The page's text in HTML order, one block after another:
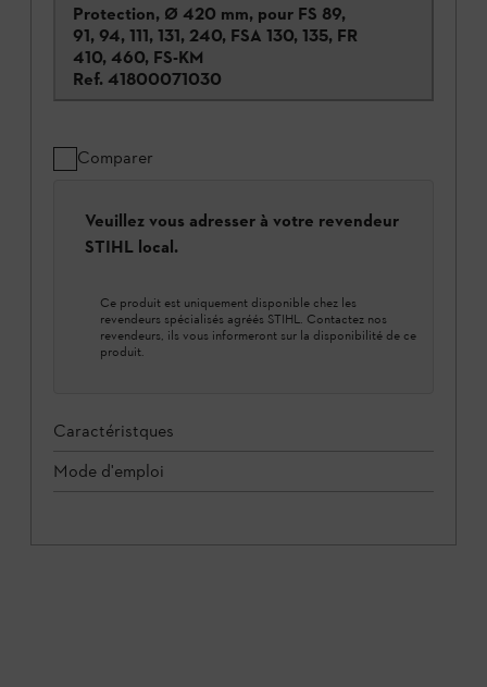
Protection, Ø 420 mm, pour FS 89,
91, 94, 111, 131, 240, FSA 130, 135, FR
410, 460, FS-KM
Ref. 41800071030
Comparer
Veuillez vous adresser à votre revendeur
STIHL local.
Ce produit est uniquement disponible chez les
revendeurs spécialisés agréés STIHL. Contactez nos
revendeurs, ils vous informeront sur la disponibilité de ce
produit.
Caractéristques
Mode d'emploi